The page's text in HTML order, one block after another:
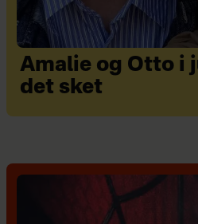
Amalie og Otto i
det sket